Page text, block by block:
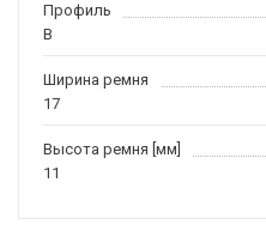
Профиль
B
Ширина ремня
17
Высота ремня [мм]
11